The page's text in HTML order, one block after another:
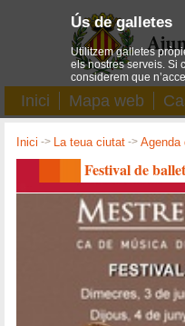
Inici Mapa web
Inici -> La teua ciutat ->Agenda
Festival de
Ús de galletes
Utilitzem galletes
els nostres serveis. Si
considerem que